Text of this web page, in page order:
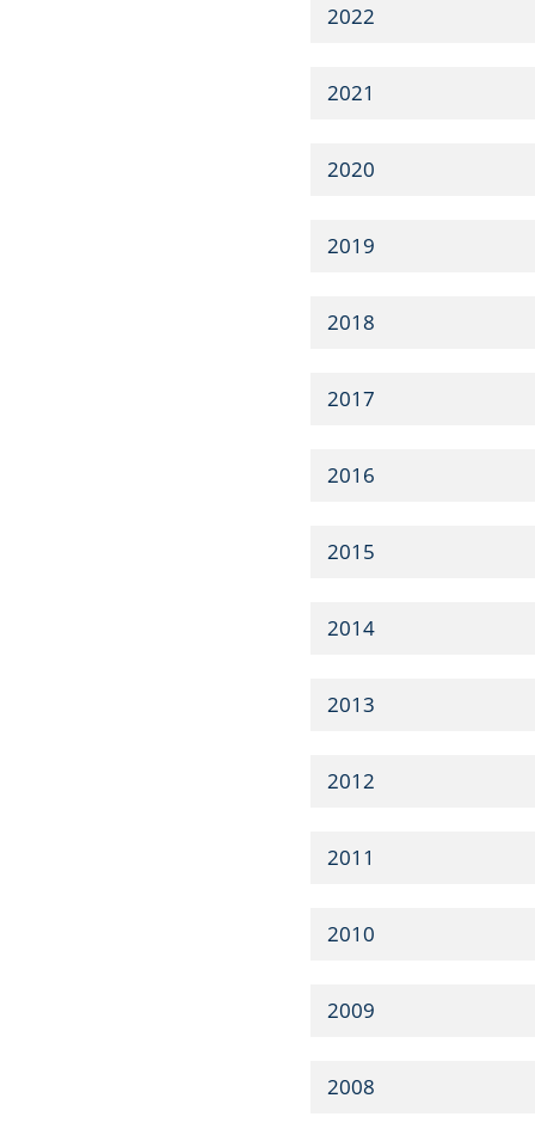
2022
2021
2020
2019
2018
2017
2016
2015
2014
2013
2012
2011
2010
2009
2008